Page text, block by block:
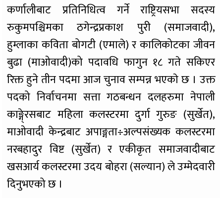
कर्णालीबाट प्रतिनिधित्व गर्ने राष्ट्रियसभा सदस्य
रुकुमपश्चिमका ठगेन्द्रप्रकाश पुरी (समाजवादी),
हुम्लाका कविता बोगटी (एमाले) र कालिकोटका जीवन
बुढा (माओवादी)को पदावधि फागुन १८ गते सकिएर
रिक्त हुने तीन पदमा आज चुनाव सम्पन्न भएकाे छ । उक्त
पदको निर्वाचनमा सत्ता गठबन्धन दलहरुमा नेपाली
काङ्गे्रसबाट महिला कलस्टरमा दुर्गा गुरुङ (सुर्खेत),
माओवादी केन्द्रबाट अपाङ्गता÷अल्पसंख्यक कलस्टरमा
नरबहादुर विष्ट (सुर्खेत) र एकीकृत समाजवादीबाट
खसआर्य कलस्टरमा उदय बोहरा (सल्यान) ले उम्मेदवारी
दिनुभएको छ ।